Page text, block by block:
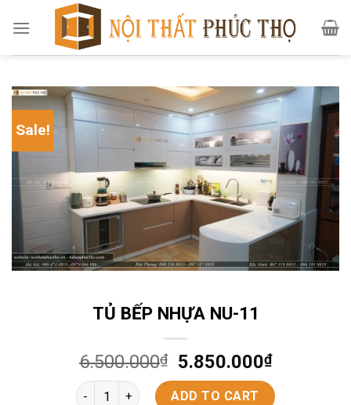
Sale!
TỦ BẾP NHỰA NU-11
6.500.000₫ 5.850.000₫
TỦ BẾP NHỰA NU-11 quantity
ADD TO CART